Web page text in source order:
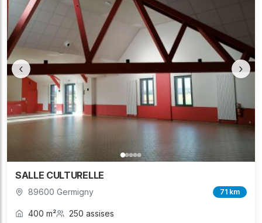
‹ ›
SALLE CULTURELLE
89600 Germigny 71 km
400 m² 250 assises